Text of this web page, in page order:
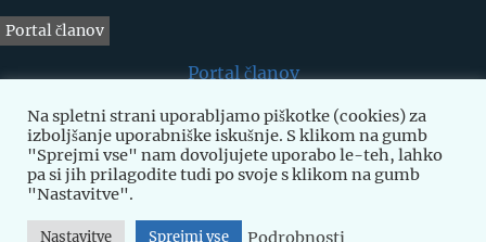
Portal članov
Portal članov
Prošnja za dodelitev sredstev
Prošnja za dodelitev sredstev za strokovno izpopolnjevanje Prenos
Na spletni strani uporabljamo piškotke (cookies) za
izboljšanje uporabniške iskušnje. S klikom na gumb
"Sprejmi vse" nam dovoljujete uporabo le-teh, lahko
pa si jih prilagodite tudi po svoje s klikom na gumb
"Nastavitve".
Nastavitve Sprejmi vse Podrobnosti